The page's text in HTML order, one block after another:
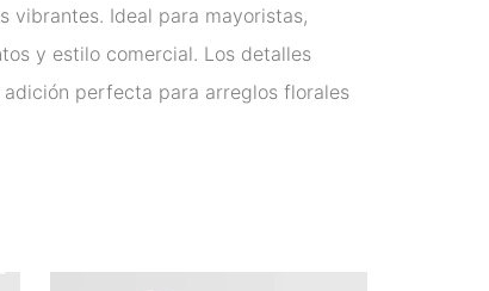
vibrantes. Ideal para mayoristas,
y estilo comercial. Los detalles
perfecta para arreglos florales